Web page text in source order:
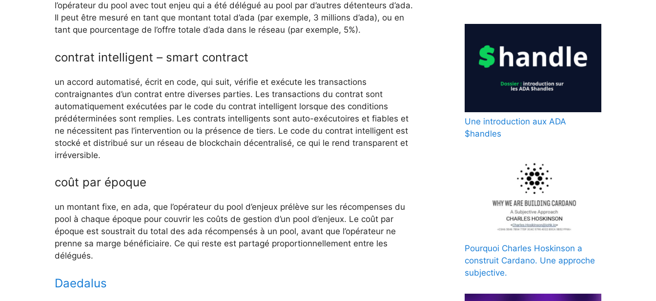
l’opérateur du pool avec tout enjeu qui a été délégué au pool par d’autres détenteurs d’ada.
Il peut être mesuré en tant que montant total d’ada (par exemple, 3 millions d’ada), ou en
tant que pourcentage de l’offre totale d’ada dans le réseau (par exemple, 5%).
contrat intelligent – smart contract
un accord automatisé, écrit en code, qui suit, vérifie et exécute les transactions
contraignantes d’un contrat entre diverses parties. Les transactions du contrat sont
automatiquement exécutées par le code du contrat intelligent lorsque des conditions
prédéterminées sont remplies. Les contrats intelligents sont auto-exécutoires et fiables et
ne nécessitent pas l’intervention ou la présence de tiers. Le code du contrat intelligent est
stocké et distribué sur un réseau de blockchain décentralisé, ce qui le rend transparent et
irréversible.
coût par époque
un montant fixe, en ada, que l’opérateur du pool d’enjeux prélève sur les récompenses du
pool à chaque époque pour couvrir les coûts de gestion d’un pool d’enjeux. Le coût par
époque est soustrait du total des ada récompensés à un pool, avant que l’opérateur ne
prenne sa marge bénéficiaire. Ce qui reste est partagé proportionnellement entre les
délégués.
Daedalus
Une introduction aux ADA
$handles
Pourquoi Charles Hoskinson a
construit Cardano. Une approche
subjective.